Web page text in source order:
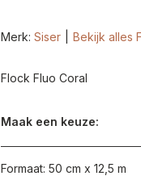
Merk: Siser Bekijk alles
Flock Fluo Coral
Maak een keuze:
Formaat: 50 cm x 12,5 m